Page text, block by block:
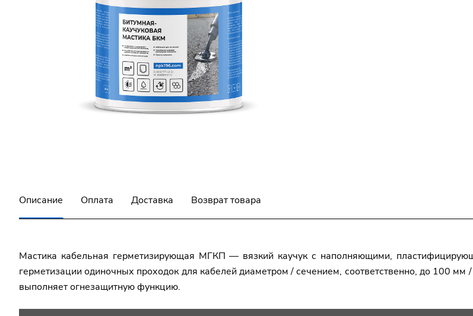
Описание Оплата Доставка Возврат товара
Мастика кабельная герметизирующая МГКП — вязкий каучук с наполняющими,
герметизации одиночных проходок для кабелей диаметром / сечением, соответственно, до 100
выполняет огнезащитную функцию.